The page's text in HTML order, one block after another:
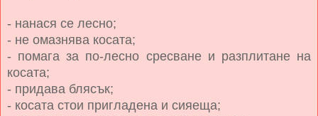
- нанася се лесно;
- не омазнява косата;
- помага за по-лесно сресване и разплитане на
косата;
- придава блясък;
- косата стои пригладена и сияеща;